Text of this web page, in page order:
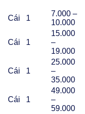
Cái 1
7.000 –
10.000
Cái 1
15.000
–
19.000
Cái 1
25.000
–
35.000
Cái 1
49.000
–
59.000